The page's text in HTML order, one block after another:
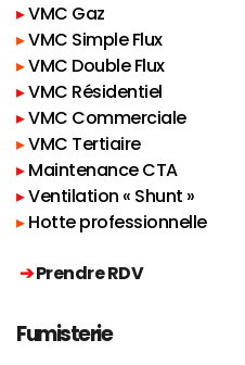
▸ VMC Gaz
▸VMC Simple Flux
▸VMC Double Flux
▸ VMC Résidentiel
▸ VMC Commerciale
▸VMC Tertiaire
▸Maintenance CTA
▸ Ventilation « Shunt »
▸Hotte professionnelle
➔ Prendre RDV
Fumisterie